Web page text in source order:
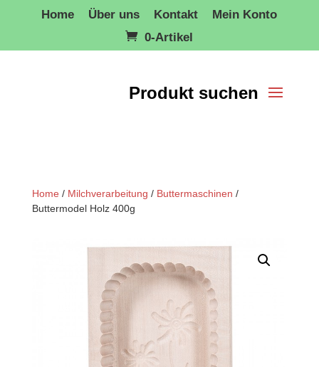
Home Über uns Kontakt
Mein Konto
0-Artikel
Home / Milchverarbeitung / Buttermaschinen /
Buttermodel Holz 400g